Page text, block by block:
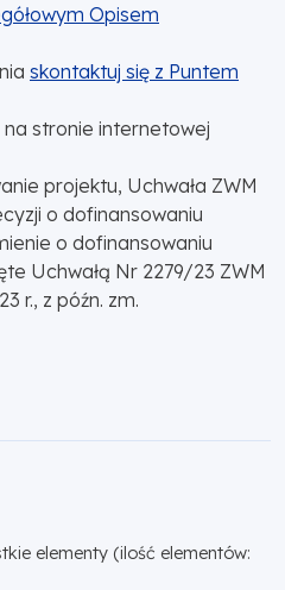
Opisem
skontaktuj się z Puntem
stronie internetowej
projektu, Uchwała ZWM
o dofinansowaniu
o dofinansowaniu
Uchwałą Nr 2279/23 ZWM
r., z późn. zm.
elementy (ilość elementów: